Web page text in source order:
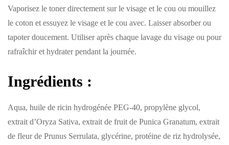
Vaporisez le toner directement sur le visage et le cou ou mouillez
le coton et essuyez le visage et le cou avec. Laisser absorber ou
tapoter doucement. Utiliser après chaque lavage du visage ou pour
rafraîchir et hydrater pendant la journée.
Ingrédients :
Aqua, huile de ricin hydrogénée PEG-40, propylène glycol,
extrait d’Oryza Sativa, extrait de fruit de Punica Granatum, extrait
de fleur de Prunus Serrulata, glycérine, protéine de riz hydrolysée,